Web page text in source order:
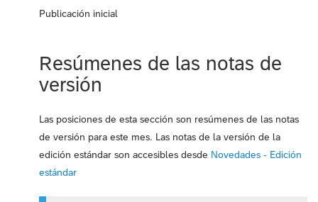
Publicación inicial
Resúmenes de las notas de
versión
Las posiciones de esta sección son resúmenes de las notas
de versión para este mes. Las notas de la versión de la
edición estándar son accesibles desde Novedades - Edición
estándar